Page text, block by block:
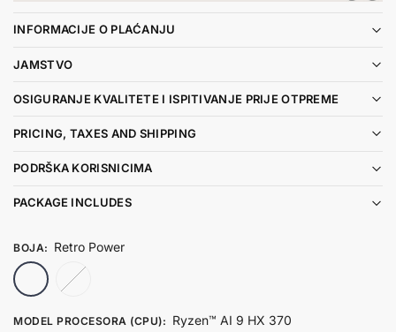
INFORMACIJE O PLAĆANJU
JAMSTVO
OSIGURANJE KVALITETE I ISPITIVANJE PRIJE OTPREME
PRICING, TAXES AND SHIPPING
PODRŠKA KORISNICIMA
PACKAGE INCLUDES
BOJA: Retro Power
MODEL PROCESORA (CPU): Ryzen™ AI 9 HX 370